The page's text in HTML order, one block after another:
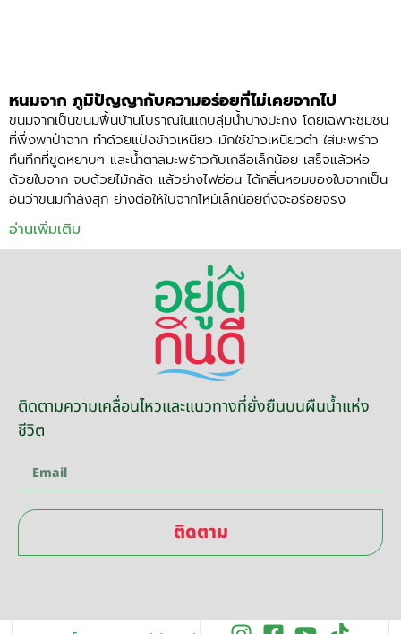
หนมจาก ภูมิปัญญากับความอร่อยที่ไม่เคยจากไป
ขนมจากเป็นขนมพื้นบ้านโบราณในแถบลุ่มน้ำบางปะกง โดยเฉพาะชุมชน
ที่พึ่งพาป่าจาก ทำด้วยแป้งข้าวเหนียว มักใช้ข้าวเหนียวดำ ใส่มะพร้าว
ทึนทึกที่ขูดหยาบๆ และน้ำตาลมะพร้าวกับเกลือเล็กน้อย เสร็จแล้วห่อ
ด้วยใบจาก จบด้วยไม้กลัด แล้วย่างไฟอ่อน ได้กลิ่นหอมของใบจากเป็น
อันว่าขนมกำลังสุก ย่างต่อให้ใบจากไหม้เล็กน้อยถึงจะอร่อยจริง
อ่านเพิ่มเติม
ติดตามความเคลื่อนไหวและแนวทางที่ยั่งยืนบนผืนน้ำแห่ง
ชีวิต
ติดตาม